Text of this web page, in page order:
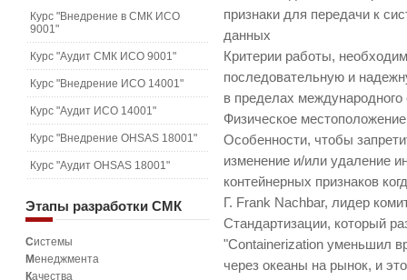
признаки для передачи к
данных
Критерии работы,
последовательную и
в пределах
Физическое
Особенности, чтобы
изменение и/или удаление
контейнерных признаков
Г. Frank Nachbar, лидер
Стандартизации, который
"Containerization уменьшил
через океаны на рынок, и
Курс "Внедрение в СМК ИСО
9001"
Курс "Аудит СМК ИСО 9001"
Курс "Внедрение ИСО 14001"
Курс "Аудит ИСО 14001"
Курс "Внедрение OHSAS 18001"
Курс "Аудит OHSAS 18001"
Этапы разработки СМК
Системы
Менеджмента
Качества